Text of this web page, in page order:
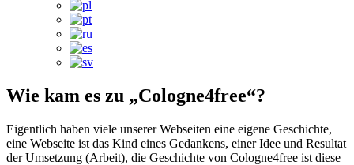
Wie kam es zu „Cologne4free“?
Eigentlich haben viele unserer Webseiten eine eigene Geschichte,
eine Webseite ist das Kind eines Gedankens, einer Idee und Resultat
der Umsetzung (Arbeit), die Geschichte von Cologne4free ist diese